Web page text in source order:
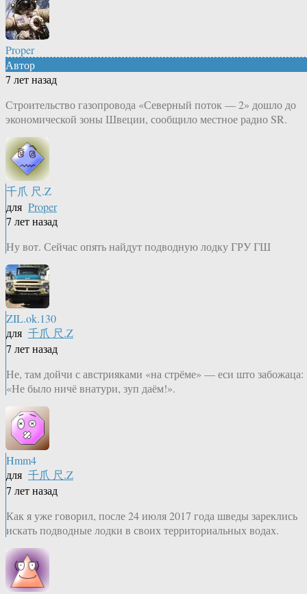
Proper
Автор
7 лет назад
Строительство газопровода «Северный поток — 2» дошло до
экономической зоны Швеции, сообщило местное радио SR.
千爪 尺.Z
для Proper
7 лет назад
Ну вот. Сейчас опять найдут подводную лодку ГРУ ГШ
ZIL.ok.130
для 千爪 尺.Z
7 лет назад
Не, там дойчи с австрияками «на стрёме» — еси што забожаца:
«Не было ничё внатури, зуп даём!».
Hmm4
для 千爪 尺.Z
7 лет назад
Как я уже говорил, после 24 июля 2017 года шведы зареклись
искать подводные лодки в своих территориальных водах.